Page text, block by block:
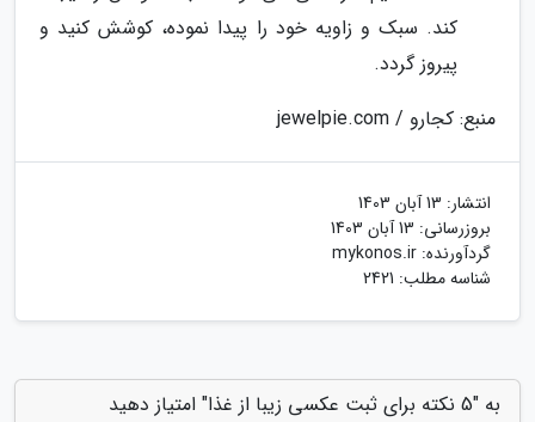
کند. سبک و زاویه خود را پیدا نموده، کوشش کنید و
پیروز گردد.
منبع: کجارو / jewelpie.com
انتشار: 13 آبان 1403
بروزرسانی: 13 آبان 1403
گردآورنده: mykonos.ir
شناسه مطلب: 2421
به "5 نکته برای ثبت عکسی زیبا از غذا" امتیاز دهید